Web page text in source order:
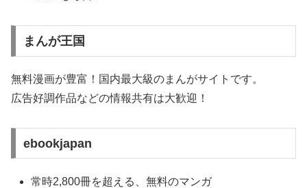
まんが王国
無料漫画が豊富！国内最大級のまんがサイトです。
広告好調作品などの情報共有は大歓迎！
ebookjapan
常時2,800冊を超える、無料のマンガ